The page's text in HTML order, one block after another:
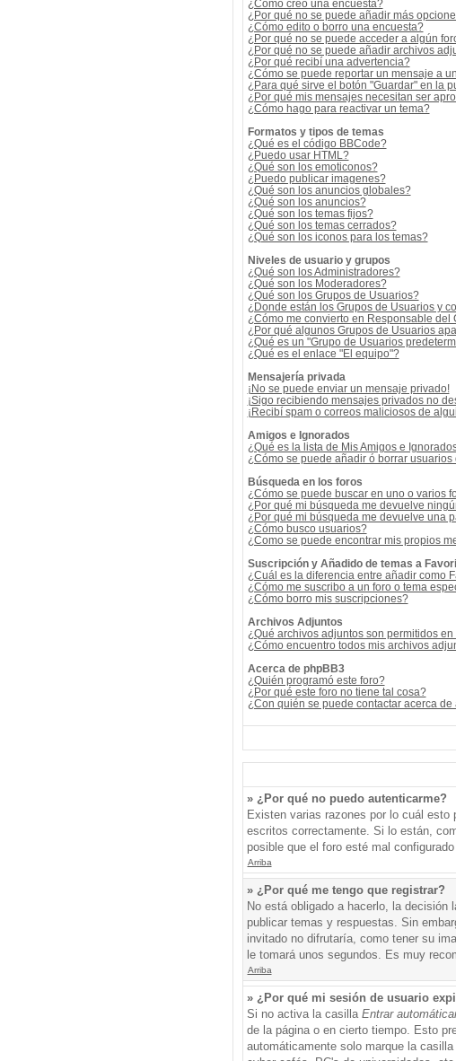
¿Cómo creo una encuesta?
¿Por qué no se puede añadir más
¿Cómo edito o borro una encuesta?
¿Por qué no se puede acceder a algún
¿Por qué no se puede añadir archivos
¿Por qué recibí una advertencia?
¿Cómo se puede reportar un mensaje a
¿Para qué sirve el botón "Guardar" en la
¿Por qué mis mensajes necesitan ser
¿Cómo hago para reactivar un tema?
Formatos y tipos de temas
¿Qué es el código BBCode?
¿Puedo usar HTML?
¿Qué son los emoticonos?
¿Puedo publicar imagenes?
¿Qué son los anuncios globales?
¿Qué son los anuncios?
¿Qué son los temas fijos?
¿Qué son los temas cerrados?
¿Qué son los iconos para los temas?
Niveles de usuario y grupos
¿Qué son los Administradores?
¿Qué son los Moderadores?
¿Qué son los Grupos de Usuarios?
¿Donde están los Grupos de Usuarios y
¿Cómo me convierto en Responsable del
¿Por qué algunos Grupos de Usuarios
¿Qué es un "Grupo de Usuarios
¿Qué es el enlace "El equipo"?
Mensajería privada
¡No se puede enviar un mensaje privado!
¡Sigo recibiendo mensajes privados no
¡Recibí spam o correos maliciosos de
Amigos e Ignorados
¿Qué es la lista de Mis Amigos e
¿Cómo se puede añadir ó borrar
Búsqueda en los foros
¿Cómo se puede buscar en uno o varios
¿Por qué mi búsqueda me devuelve
¿Por qué mi búsqueda me devuelve una
¿Cómo busco usuarios?
¿Como se puede encontrar mis propios
Suscripción y Añadido de temas a
¿Cuál es la diferencia entre añadir como
¿Cómo me suscribo a un foro o tema
¿Cómo borro mis suscripciones?
Archivos Adjuntos
¿Qué archivos adjuntos son permitidos en
¿Cómo encuentro todos mis archivos
Acerca de phpBB3
¿Quién programó este foro?
¿Por qué este foro no tiene tal cosa?
¿Con quién se puede contactar acerca
» ¿Por qué no puedo autenticarme?
Existen varias razones por lo cuál esto
escritos correctamente. Si lo están,
posible que el foro esté mal
Arriba
» ¿Por qué me tengo que registrar?
No está obligado a hacerlo, la
publicar temas y respuestas. Sin
invitado no difrutaría, como tener su
le tomará unos segundos. Es muy
Arriba
» ¿Por qué mi sesión de usuario
Si no activa la casilla Entrar
de la página o en cierto tiempo. Esto
automáticamente solo marque la